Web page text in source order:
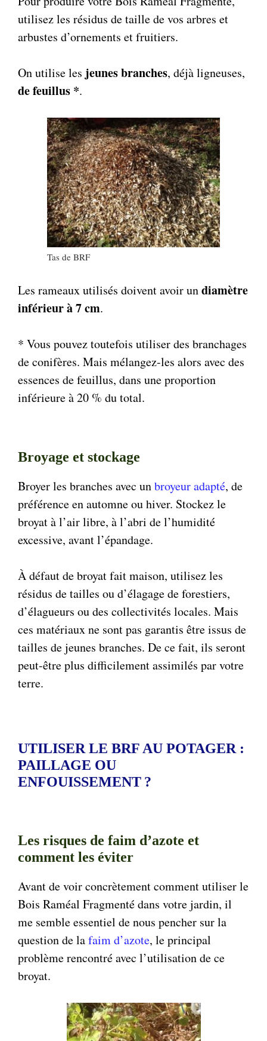
utilisez les résidus de taille de vos arbres et
arbustes d’ornements et fruitiers.
On utilise les jeunes branches, déjà ligneuses,
de feuillus *.
Tas de BRF
Les rameaux utilisés doivent avoir undiamètre
inférieur à 7 cm.
* Vous pouvez toutefois utiliser des branchages
de conifères. Mais mélangez-les alors avec des
essences de feuillus, dans une proportion
inférieure à 20 % du total.
Broyage et stockage
Broyer les branches avec unbroyeur adapté, de
préférence en automne ou hiver. Stockez le
broyat à l’air libre, à l’abri de l’humidité
excessive, avant l’épandage.
À défaut de broyat fait maison, utilisez les
résidus de tailles ou d’élagage de forestiers,
d’élagueurs ou des collectivités locales. Mais
ces matériaux ne sont pas garantis être issus de
tailles de jeunes branches. De ce fait, ils seront
peut-être plus difficilement assimilés par votre
terre.
UTILISER LE BRF AU POTAGER :
PAILLAGE OU
ENFOUISSEMENT ?
Les risques de faim d’azote et
comment les éviter
Avant de voir concrètement comment utiliser le
Bois Raméal Fragmenté dans votre jardin, il
me semble essentiel de nous pencher sur la
question de lafaim d’azote, le principal
problème rencontré avec l’utilisation de ce
broyat.